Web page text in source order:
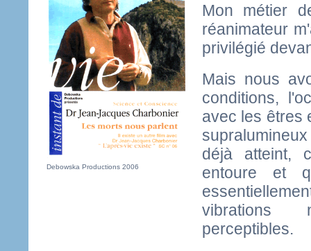
Debowska Productions 2006
Mon métier
réanimateur
privilégié
Mais nous
conditions,
avec les êtres
déjà atteint,
entoure et
vibrations
perceptibles.